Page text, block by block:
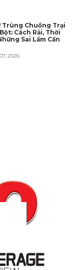
Trùng Chuồng Trại
Cách Rải, Thời
Sai Lầm Cần
2026